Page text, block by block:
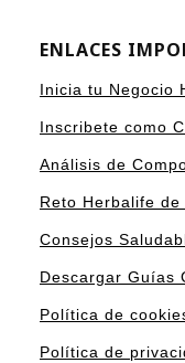
ENLACES
Inicia tu Negocio
Inscribete como
Análisis de
Reto Herbalife de
Consejos
Descargar Guías
Política de
Política de